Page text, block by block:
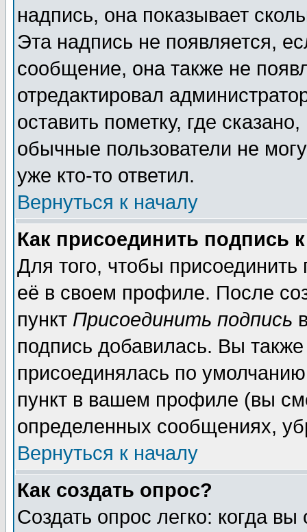
надпись, она показывает
Эта надпись не появляется,
сообщение, она также не
отредактировал
оставить пометку, где
обычные пользователи не
уже кто-то ответил.
Вернуться к началу
Как присоединить подпись
Для того, чтобы
её в своем профиле. После
пункт Присоединить подпись
подпись добавилась. Вы
присоединялась по
пункт в вашем профиле (вы
определенных сообщениях,
Вернуться к началу
Как создать опрос?
Создать опрос легко: когда